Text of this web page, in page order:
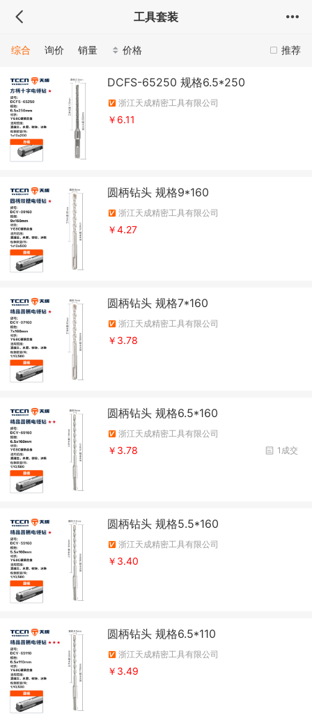
工具套装
推荐
综合 询价 销量 价格
DCFS-65250 规格6.5*250
浙江天成精密工具有限公司
￥6.11
圆柄钻头 规格9*160
浙江天成精密工具有限公司
￥4.27
圆柄钻头 规格7*160
浙江天成精密工具有限公司
￥3.78
圆柄钻头 规格6.5*160
浙江天成精密工具有限公司
1成交
￥3.78
圆柄钻头 规格5.5*160
浙江天成精密工具有限公司
￥3.40
圆柄钻头 规格6.5*110
浙江天成精密工具有限公司
￥3.49